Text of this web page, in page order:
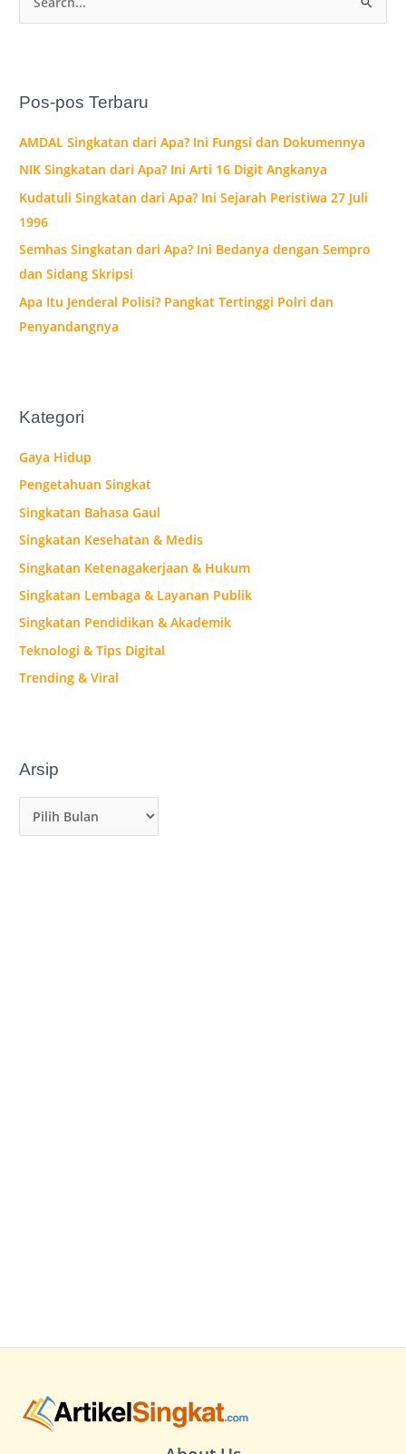
a
u
t
u
k
:
Pos-pos Terbaru
AMDAL Singkatan dari Apa? Ini Fungsi dan Dokumennya
NIK Singkatan dari Apa? Ini Arti 16 Digit Angkanya
Kudatuli Singkatan dari Apa? Ini Sejarah Peristiwa 27 Juli
1996
Semhas Singkatan dari Apa? Ini Bedanya dengan Sempro
dan Sidang Skripsi
Apa Itu Jenderal Polisi? Pangkat Tertinggi Polri dan
Penyandangnya
Kategori
Gaya Hidup
Pengetahuan Singkat
Singkatan Bahasa Gaul
Singkatan Kesehatan & Medis
Singkatan Ketenagakerjaan & Hukum
Singkatan Lembaga & Layanan Publik
Singkatan Pendidikan & Akademik
Teknologi & Tips Digital
Trending & Viral
Arsip